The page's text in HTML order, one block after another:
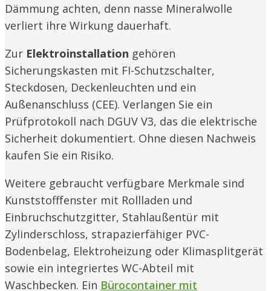
Dämmung achten, denn nasse Mineralwolle
verliert ihre Wirkung dauerhaft.
Zur Elektroinstallation gehören
Sicherungskasten mit FI-Schutzschalter,
Steckdosen, Deckenleuchten und ein
Außenanschluss (CEE). Verlangen Sie ein
Prüfprotokoll nach DGUV V3, das die elektrische
Sicherheit dokumentiert. Ohne diesen Nachweis
kaufen Sie ein Risiko.
Weitere gebraucht verfügbare Merkmale sind
Kunststofffenster mit Rollladen und
Einbruchschutzgitter, Stahlaußentür mit
Zylinderschloss, strapazierfähiger PVC-
Bodenbelag, Elektroheizung oder Klimasplitgerät
sowie ein integriertes WC-Abteil mit
Waschbecken. Ein Bürocontainer mit